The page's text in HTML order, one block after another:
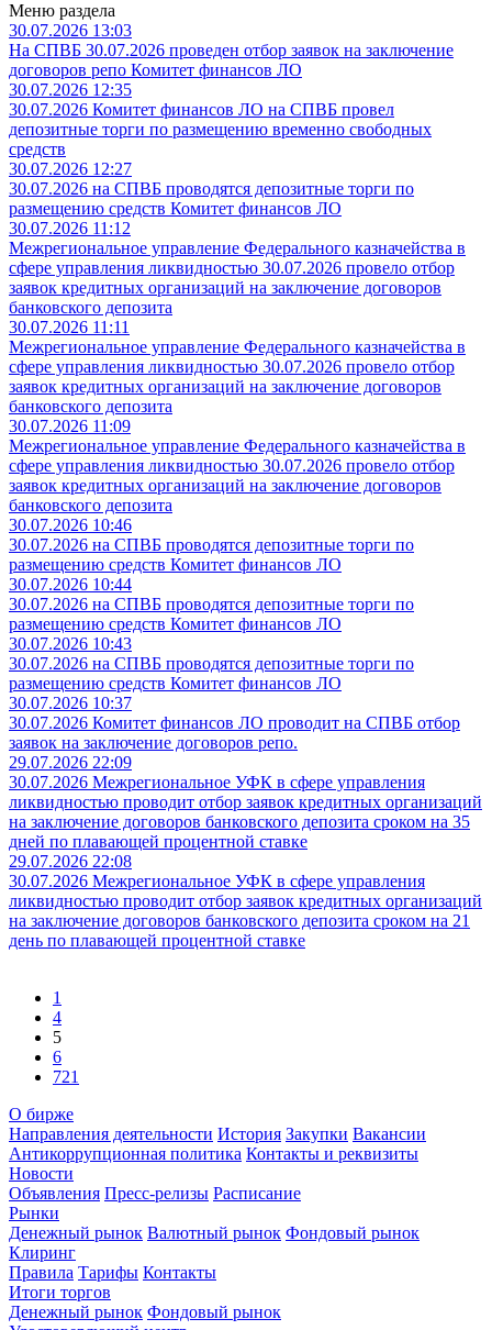
Меню раздела
30.07.2026 13:03
На СПВБ 30.07.2026 проведен отбор заявок на заключение
договоров репо Комитет финансов ЛО
30.07.2026 12:35
30.07.2026 Комитет финансов ЛО на СПВБ провел
депозитные торги по размещению временно свободных
средств
30.07.2026 12:27
30.07.2026 на СПВБ проводятся депозитные торги по
размещению средств Комитет финансов ЛО
30.07.2026 11:12
Межрегиональное управление Федерального казначейства в
сфере управления ликвидностью 30.07.2026 провело отбор
заявок кредитных организаций на заключение договоров
банковского депозита
30.07.2026 11:11
Межрегиональное управление Федерального казначейства в
сфере управления ликвидностью 30.07.2026 провело отбор
заявок кредитных организаций на заключение договоров
банковского депозита
30.07.2026 11:09
Межрегиональное управление Федерального казначейства в
сфере управления ликвидностью 30.07.2026 провело отбор
заявок кредитных организаций на заключение договоров
банковского депозита
30.07.2026 10:46
30.07.2026 на СПВБ проводятся депозитные торги по
размещению средств Комитет финансов ЛО
30.07.2026 10:44
30.07.2026 на СПВБ проводятся депозитные торги по
размещению средств Комитет финансов ЛО
30.07.2026 10:43
30.07.2026 на СПВБ проводятся депозитные торги по
размещению средств Комитет финансов ЛО
30.07.2026 10:37
30.07.2026 Комитет финансов ЛО проводит на СПВБ отбор
заявок на заключение договоров репо.
29.07.2026 22:09
30.07.2026 Межрегиональное УФК в сфере управления
ликвидностью проводит отбор заявок кредитных организаций
на заключение договоров банковского депозита сроком на 35
дней по плавающей процентной ставке
29.07.2026 22:08
30.07.2026 Межрегиональное УФК в сфере управления
ликвидностью проводит отбор заявок кредитных организаций
на заключение договоров банковского депозита сроком на 21
день по плавающей процентной ставке
1
4
5
6
721
О бирже
Направления деятельности История Закупки Вакансии
Антикоррупционная политика Контакты и реквизиты
Новости
Объявления Пресс-релизы Расписание
Рынки
Денежный рынок Валютный рынок Фондовый рынок
Клиринг
Правила Тарифы Контакты
Итоги торгов
Денежный рынок Фондовый рынок